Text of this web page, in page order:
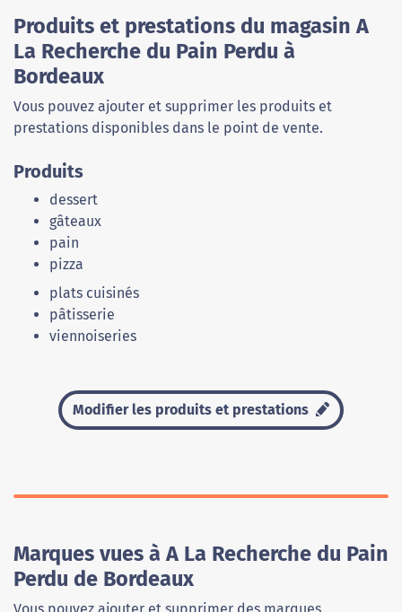
Produits et prestations du magasin A
La Recherche du Pain Perdu à
Bordeaux
Vous pouvez ajouter et supprimer les produits et
prestations disponibles dans le point de vente.
Produits
dessert
gâteaux
pain
pizza
plats cuisinés
pâtisserie
viennoiseries
Modifier les produits et prestations
Marques vues à A La Recherche du Pain
Perdu de Bordeaux